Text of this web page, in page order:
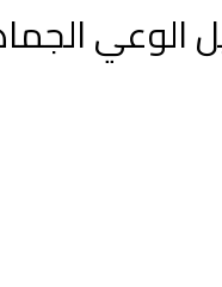
الوعي